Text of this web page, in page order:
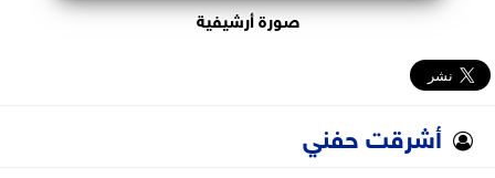
صورة أرشيفية
أشرقت حفني